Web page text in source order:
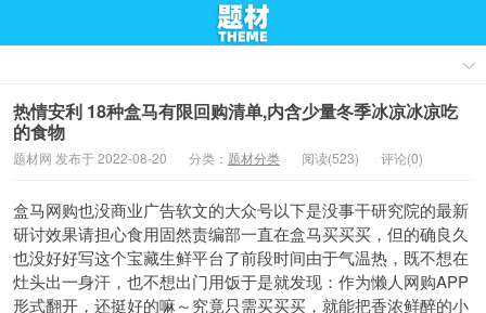
热情安利 18种盒马有限回购清单,内含少量冬季冰凉冰凉吃
的食物
题材网 发布于 2022-08-20 分类： 题材分类 阅读(523) 评论(0)
盒马网购也没商业广告软文的大众号以下是没事干研究院的最新
研讨效果请担心食用固然责编部一直在盒马买买买，但的确良久
也没好好写这个宝藏生鲜平台了前段时间由于气温热，既不想在
灶头出一身汗，也不想出门用饭于是就发现：作为懒人网购APP
形式翻开，还挺好的嘛～究竟只需买买买，就能把香浓鲜醉的小